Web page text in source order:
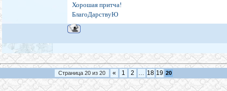
позитивные изменения в тебе и в обществе не
ждать.
Притча из книги Анастасии Новых «АллатРа».
Хорошая притча!
БлагоДарствуЮ
Страница 20из 20 « 1 2 18 19 20